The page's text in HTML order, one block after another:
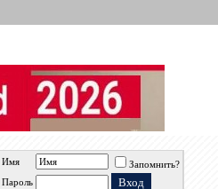
Имя
Запомнить?
Пароль